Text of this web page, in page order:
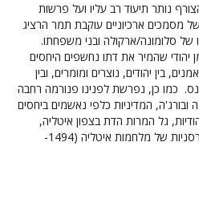
נותר תיעוד רב עליו ועל פרשות
מסמכים ארכיוניים עוקבת תמר הרציג
של סלומונה/ארקולה ובני משפחתו.
יהודי שהמיר את דתו נחשפים היחסים
בין יהודים, נוצרים ומומרים, ובין
כמו כן, נפרשת לפנינו פנורמה רחבה
המדיניות כלפי נאשמים ביחסים
גל המרות הדת בצפון איטליה,
נזירות ממוצא יהודי, וההשלכות ההרסניות של מלחמות איטליה (1494-